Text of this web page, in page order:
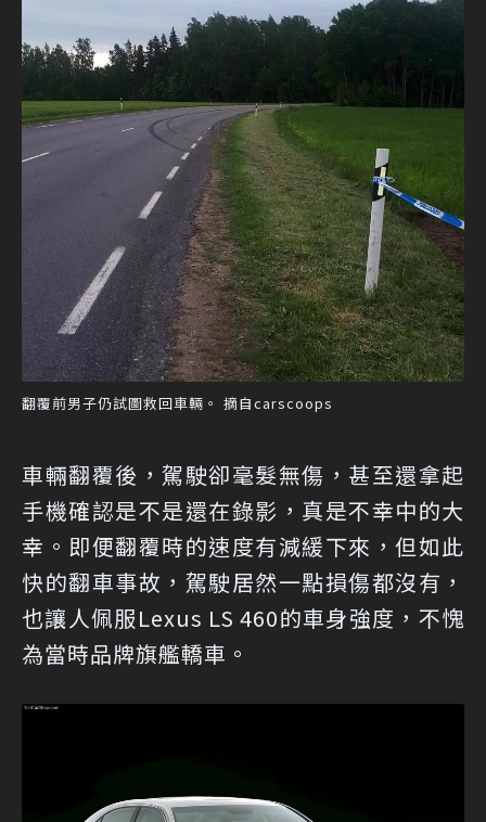
翻覆前男子仍試圖救回車輛。 摘自carscoops
車輛翻覆後，駕駛卻毫髮無傷，甚至還拿起
手機確認是不是還在錄影，真是不幸中的大
幸。即便翻覆時的速度有減緩下來，但如此
快的翻車事故，駕駛居然一點損傷都沒有，
也讓人佩服Lexus LS 460的車身強度，不愧
為當時品牌旗艦轎車。